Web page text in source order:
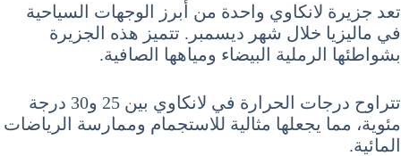
تعد جزيرة لانكاوي واحدة من أبرز الوجهات السياحية
في ماليزيا خلال شهر ديسمبر. تتميز هذه الجزيرة
بشواطئها الرملية البيضاء ومياهها الصافية.
تتراوح درجات الحرارة في لانكاوي بين 25 و30 درجة
مئوية، مما يجعلها مثالية للاستجمام وممارسة الرياضات
المائية.